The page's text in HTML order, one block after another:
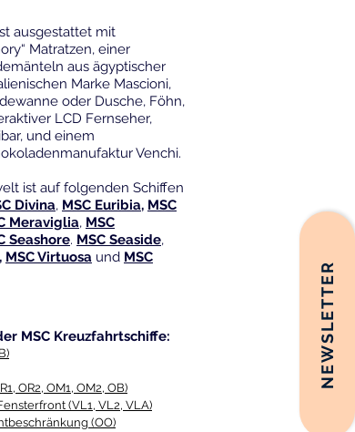
NEWSLETTER
ausgestattet mit
Matratzen, einer
aus ägyptischer
Marke Mascioni,
oder Dusche, Föhn,
LCD Fernseher,
und einem
Venchi.
ist auf folgenden Schiffen
Divina, MSC Euribia, MSC
Meraviglia, MSC
Seashore. MSC Seaside,
MSC Virtuosa und MSC
MSC Kreuzfahrtschiffe:
OR2, OM1, OM2, OB)
(VL1, VL2, VLA)
(OO)